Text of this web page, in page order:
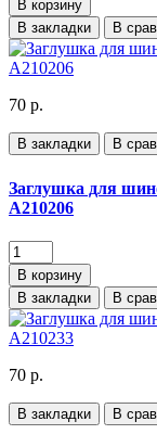
В корзину
В закладки
В
70 р.
В закладки В
Заглушка для
A210206
В корзину
В закладки
В
70 р.
В закладки В